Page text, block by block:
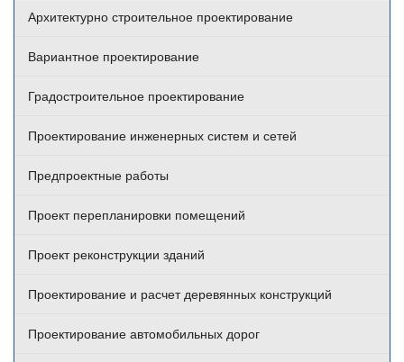
Архитектурно строительное проектирование
Вариантное проектирование
Градостроительное проектирование
Проектирование инженерных систем и сетей
Предпроектные работы
Проект перепланировки помещений
Проект реконструкции зданий
Проектирование и расчет деревянных конструкций
Проектирование автомобильных дорог